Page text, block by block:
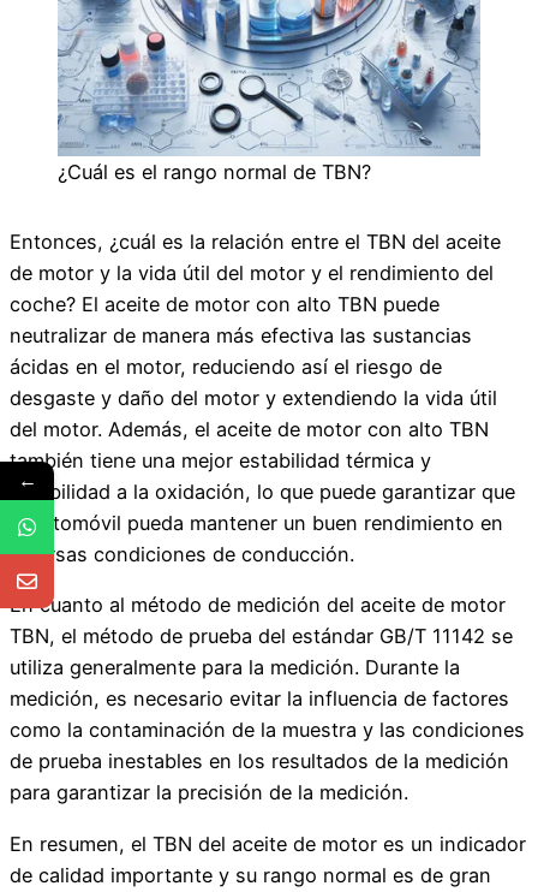
¿Cuál es el rango normal de TBN?
Entonces, ¿cuál es la relación entre el TBN del aceite
de motor y la vida útil del motor y el rendimiento del
coche? El aceite de motor con alto TBN puede
neutralizar de manera más efectiva las sustancias
ácidas en el motor, reduciendo así el riesgo de
desgaste y daño del motor y extendiendo la vida útil
del motor. Además, el aceite de motor con alto TBN
también tiene una mejor estabilidad térmica y
estabilidad a la oxidación, lo que puede garantizar que
el automóvil pueda mantener un buen rendimiento en
diversas condiciones de conducción.
En cuanto al método de medición del aceite de motor
TBN, el método de prueba del estándar GB/T 11142 se
utiliza generalmente para la medición. Durante la
medición, es necesario evitar la influencia de factores
como la contaminación de la muestra y las condiciones
de prueba inestables en los resultados de la medición
para garantizar la precisión de la medición.
En resumen, el TBN del aceite de motor es un indicador
de calidad importante y su rango normal es de gran
←